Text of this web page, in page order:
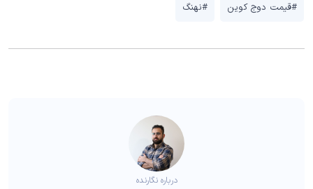
#قیمت دوج کوین #نهنگ
درباره نگارنده